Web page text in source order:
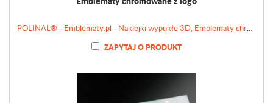
POLINAL® - Emblematy.pl - Naklejki wypukłe 3D, Emblematy chromowane, Tabliczki, Etykiety
ZAPYTAJ O PRODUKT